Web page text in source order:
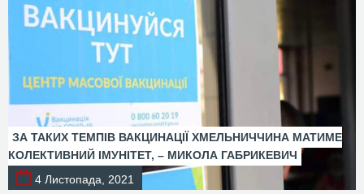
ЗА ТАКИХ ТЕМПІВ ВАКЦИНАЦІЇ ХМЕЛЬНИЧЧИНА МАТИМЕ
КОЛЕКТИВНИЙ ІМУНІТЕТ, – МИКОЛА ГАБРИКЕВИЧ
4 Листопада, 2021